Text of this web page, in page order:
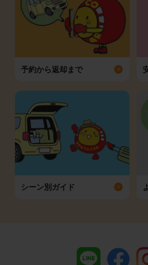
予約から返却まで
シーン別ガイド